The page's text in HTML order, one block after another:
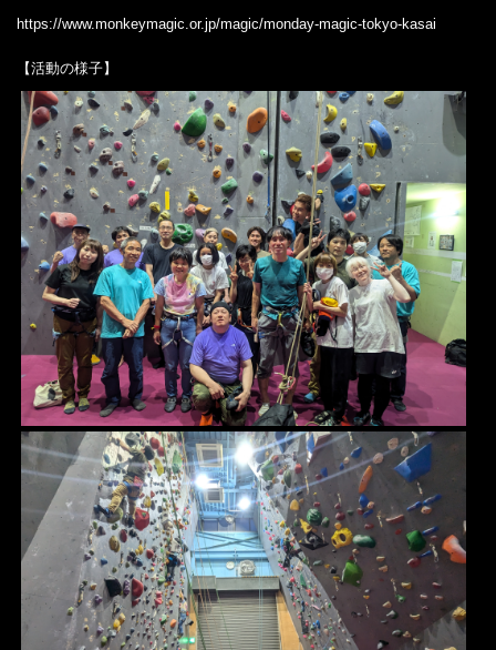
https://www.monkeymagic.or.jp/magic/monday-magic-tokyo-kasai
【活動の様子】